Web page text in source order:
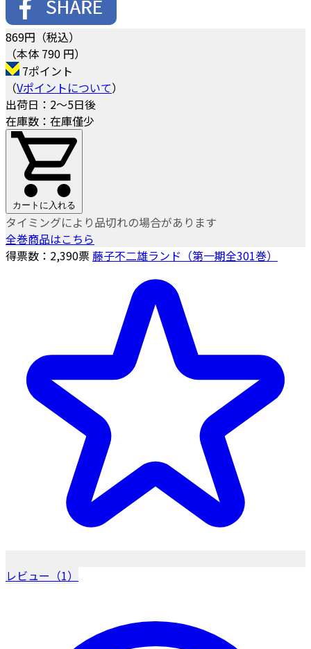
869円（税込）
（本体 790 円）
7ポイント
（Vポイントについて）
出荷日：2～5日後
在庫数：在庫僅少
カートに入れる
タイミングにより品切れの場合があります
全巻商品はこちら
得票数： 2,390票藤子不二雄ランド（第一期全301巻）
レビュー（1）